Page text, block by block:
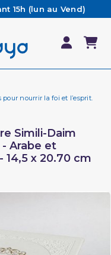
15h (lun au Vend)
le jour même
notre FAQ
65€ d'achat*
nourrir la foi et l’esprit.
Simili-Daim
- Arabe et
14,5 x 20.70 cm